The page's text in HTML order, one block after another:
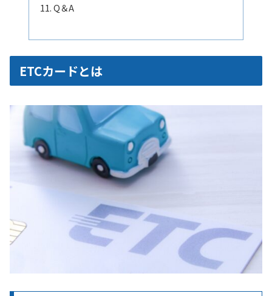
Q＆A
ETCカードとは